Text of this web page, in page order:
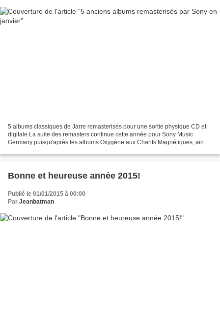
5 albums classiques de Jarre remasterisés pour une sortie physique CD et
digitale La suite des remasters continue cette année pour Sony Music
Germany puisqu'après les albums Oxygène aux Chants Magnétiques, ainsi
Bonne et heureuse année 2015!
Publié le 01/01/2015 à 00:00
Par Jeanbatman